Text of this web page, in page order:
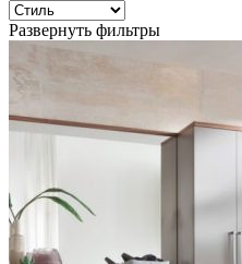
Развернуть фильтры